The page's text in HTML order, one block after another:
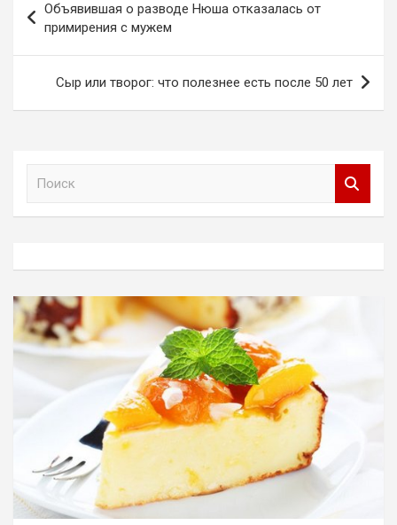
по
записям
Объявившая о разводе Нюша отказалась от
примирения с мужем
Сыр или творог: что полезнее есть после 50 лет